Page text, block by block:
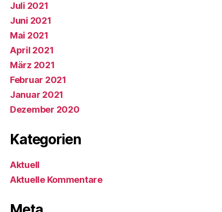
Juli 2021
Juni 2021
Mai 2021
April 2021
März 2021
Februar 2021
Januar 2021
Dezember 2020
Kategorien
Aktuell
Aktuelle Kommentare